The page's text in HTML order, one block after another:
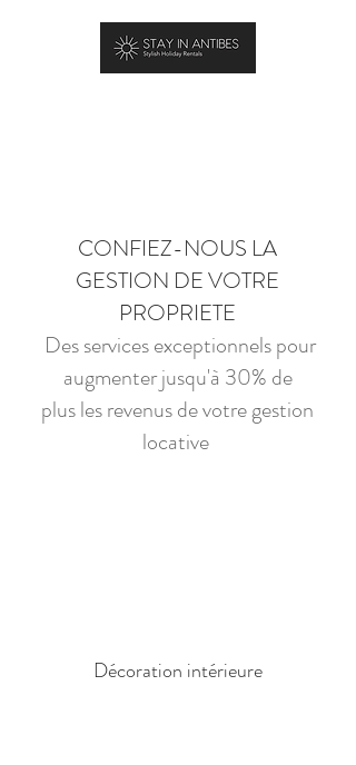
CONFIEZ-NOUS LA
GESTION DE VOTRE
PROPRIETE
Des services exceptionnels pour
augmenter jusqu'à 30% de
plus les revenus de votre gestion
locative
Décoration intérieure